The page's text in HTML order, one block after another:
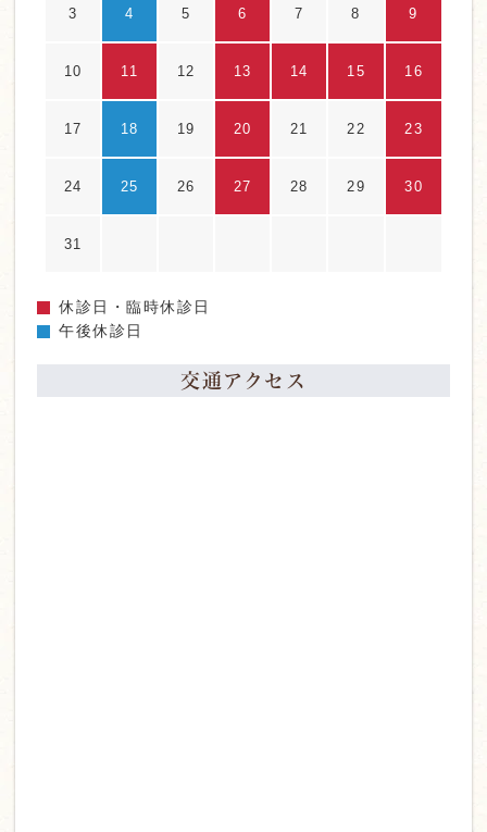
3 4 5 6 7 8 9
10 11 12 13 14 15 16
17 18 19 20 21 22 23
24 25 26 27 28 29 30
31
休診日・臨時休診日
午後休診日
交通アクセス